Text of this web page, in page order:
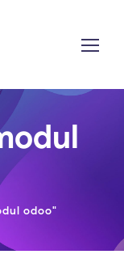
odoo"